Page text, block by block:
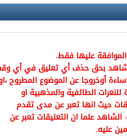
عليها فقط.
بحق حذف أي تعليق في أي
أوخروجا عن الموضوع المطروح
الطائفية والمذهبية او
حيث انها تعبر عن مدى تقدم
علما ان التعليقات تعبر عن
عليه.